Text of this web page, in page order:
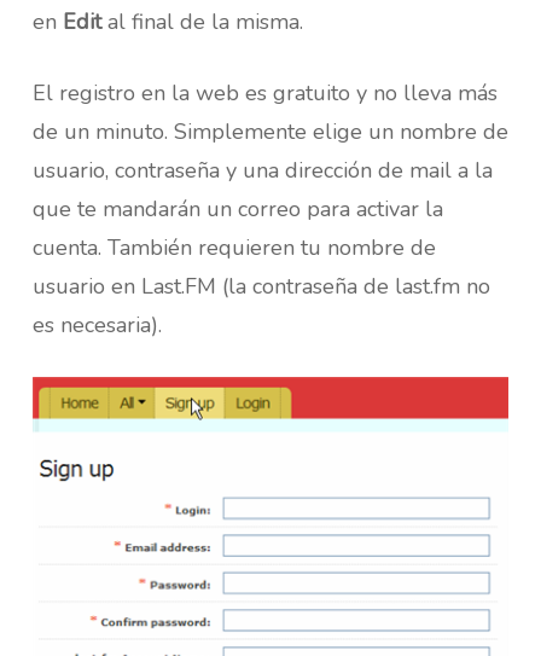
en Edital final de la misma.
El registro en la web es gratuito y no lleva más
de un minuto. Simplemente elige un nombre de
usuario, contraseña y una dirección de mail a la
que te mandarán un correo para activar la
cuenta. También requieren tu nombre de
usuario en Last.FM (la contraseña de last.fm no
es necesaria).